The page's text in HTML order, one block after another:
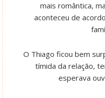
mais romântica,
aconteceu de
O Thiago ficou bem
tímida da relação,
esperava